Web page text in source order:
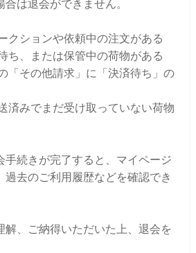
合は退会ができません。
クションや依頼中の注文がある
ち、または保管中の荷物がある
「その他請求」に「決済待ち」の
済みでまだ受け取っていない荷物
手続きが完了すると、マイページ
過去のご利用履歴などを確認でき
解、ご納得いただいた上、退会を